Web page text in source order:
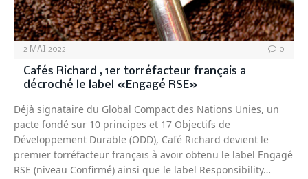
2 MAI 2022 0
Cafés Richard , 1er torréfacteur français a
décroché le label «Engagé RSE»
Déjà signataire du Global Compact des Nations Unies, un
pacte fondé sur 10 principes et 17 Objectifs de
Développement Durable (ODD), Café Richard devient le
premier torréfacteur français à avoir obtenu le label Engagé
RSE (niveau Confirmé) ainsi que le label Responsibility…